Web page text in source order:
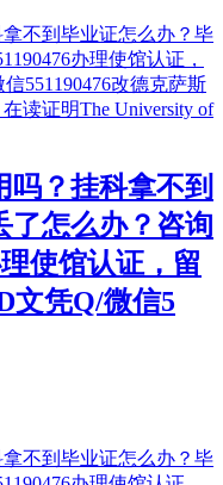
吗？挂科拿不到
了怎么办？咨询
使馆认证，留
文凭Q/微信5